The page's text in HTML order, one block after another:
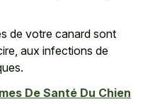
de votre canard sont
aux infections de
De Santé Du Chien